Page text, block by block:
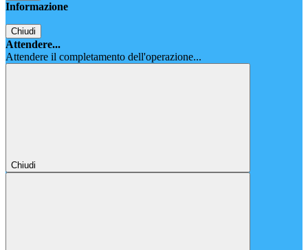
Informazione
Chiudi
Attendere...
Attendere il completamento dell'operazione...
Chiudi